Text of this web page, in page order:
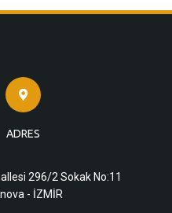
ADRES
296/2 Sokak No:11
- İZMİR